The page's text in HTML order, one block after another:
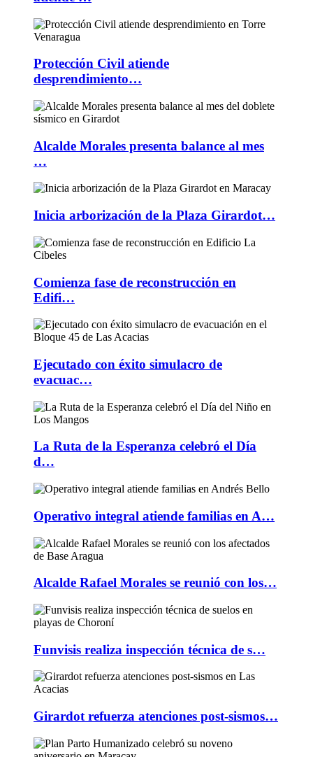
Protección Civil atiende
desprendimiento…
Alcalde Morales presenta balance al mes
…
Inicia arborización de la Plaza Girardot…
Comienza fase de reconstrucción en
Edifi…
Ejecutado con éxito simulacro de
evacuac…
La Ruta de la Esperanza celebró el Día
d…
Operativo integral atiende familias en A…
Alcalde Rafael Morales se reunió con los…
Funvisis realiza inspección técnica de s…
Girardot refuerza atenciones post-sismos…